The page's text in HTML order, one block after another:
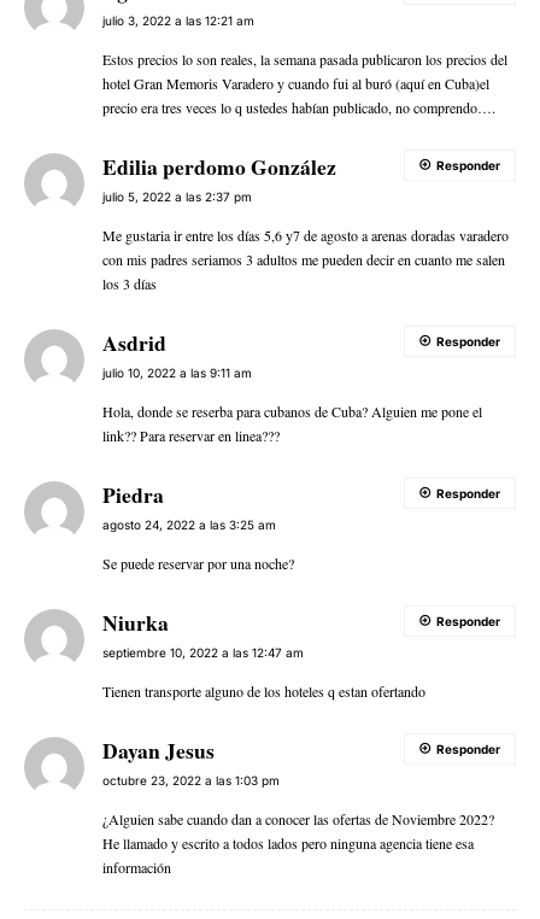
julio 3, 2022 a las 12:21 am
Estos precios lo son reales, la semana pasada publicaron los precios del
hotel Gran Memoris Varadero y cuando fui al buró (aquí en Cuba)el
precio era tres veces lo q ustedes habían publicado, no comprendo….
Edilia perdomo González
julio 5, 2022 a las 2:37 pm
Me gustaria ir entre los días 5,6 y7 de agosto a arenas doradas varadero
con mis padres seriamos 3 adultos me pueden decir en cuanto me salen
los 3 días
Responder
Asdrid
julio 10, 2022 a las 9:11 am
Hola, donde se reserba para cubanos de Cuba? Alguien me pone el
link?? Para reservar en linea???
Responder
Piedra
agosto 24, 2022 a las 3:25 am
Se puede reservar por una noche?
Responder
Niurka
septiembre 10, 2022 a las 12:47 am
Tienen transporte alguno de los hoteles q estan ofertando
Responder
Dayan Jesus
octubre 23, 2022 a las 1:03 pm
¿Alguien sabe cuando dan a conocer las ofertas de Noviembre 2022?
He llamado y escrito a todos lados pero ninguna agencia tiene esa
información
Responder